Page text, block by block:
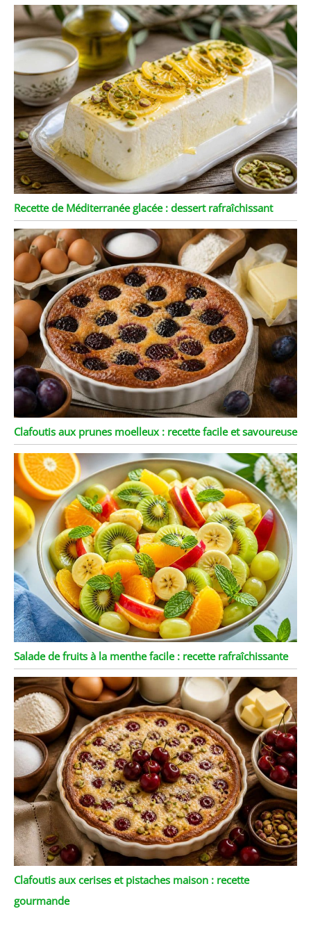
Recette de Méditerranée glacée : dessert rafraîchissant
Clafoutis aux prunes moelleux : recette facile et savoureuse
Salade de fruits à la menthe facile : recette rafraîchissante
Clafoutis aux cerises et pistaches maison : recette
gourmande